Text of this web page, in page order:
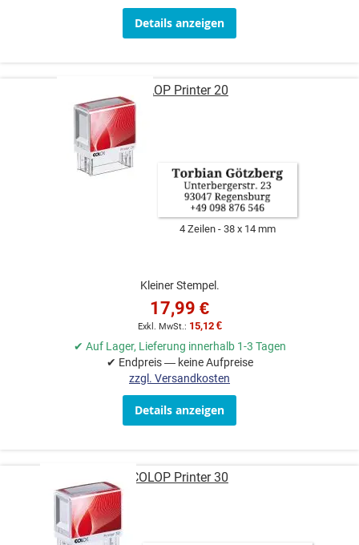
Details anzeigen
COLOP Printer 20
4 Zeilen 38 x 14 mm
Kleiner Stempel.
17,99 €
15,12 €
✔ Auf Lager, Lieferung innerhalb 1-3 Tagen
✔ Endpreis — keine Aufpreise
zzgl. Versandkosten
Details anzeigen
COLOP Printer 30